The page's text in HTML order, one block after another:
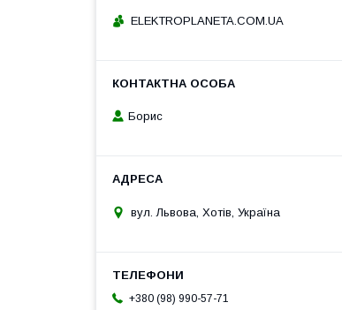
ELEKTROPLANETA.COM.UA
Борис
вул. Львова, Хотів, Україна
+380 (98) 990-57-71